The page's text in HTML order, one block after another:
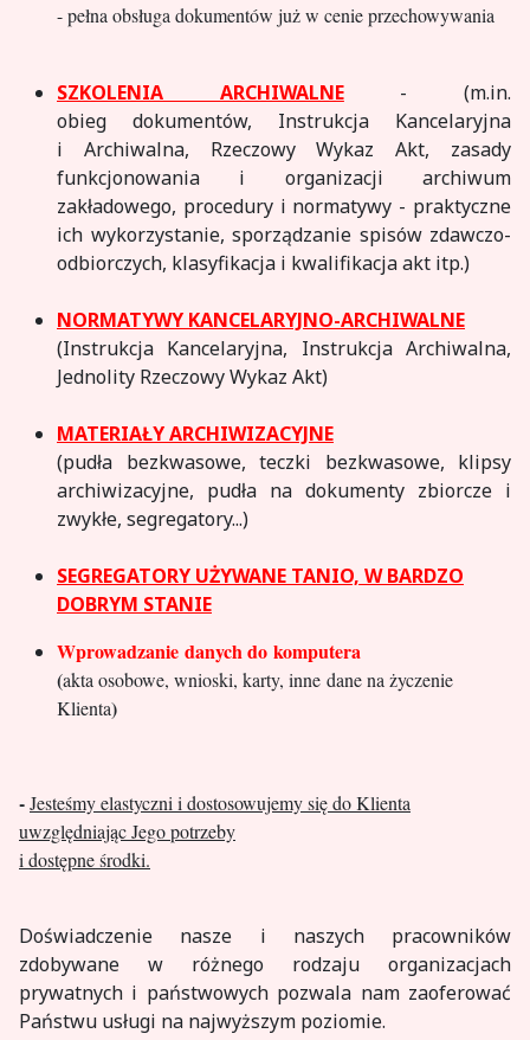
- pełna obsługa dokumentów już w cenie przechowywania
SZKOLENIA ARCHIWALNE- (m.in.
obieg dokumentów, Instrukcja Kancelaryjna
i Archiwalna, Rzeczowy Wykaz Akt, zasady
funkcjonowania i organizacji archiwum
zakładowego, procedury i normatywy - praktyczne
ich wykorzystanie, sporządzanie spisów zdawczo-
odbiorczych, klasyfikacja i kwalifikacja akt itp.)
NORMATYWY KANCELARYJNO-ARCHIWALNE
(Instrukcja Kancelaryjna, Instrukcja Archiwalna,
Jednolity Rzeczowy Wykaz Akt)
MATERIAŁY ARCHIWIZACYJNE
(pudła bezkwasowe, teczki bezkwasowe, klipsy
archiwizacyjne, pudła na dokumenty zbiorcze i
zwykłe, segregatory...)
SEGREGATORY UŻYWANE TANIO, W BARDZO
DOBRYM STANIE
Wprowadzanie danychdo komputera
(akta osobowe, wnioski, karty, inne dane na życzenie
Klienta)
-Jesteśmy elastyczni i dostosowujemy się do Klienta
uwzględniając Jego potrzeby
i dostępne środki.
Doświadczenie nasze i naszych pracowników
zdobywane w różnego rodzaju organizacjach
prywatnych i państwowych pozwala nam zaoferować
Państwu usługi na najwyższym poziomie.